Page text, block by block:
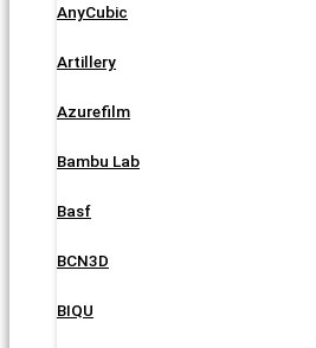
AnyCubic
Artillery
Azurefilm
Bambu Lab
Basf
BCN3D
BIQU